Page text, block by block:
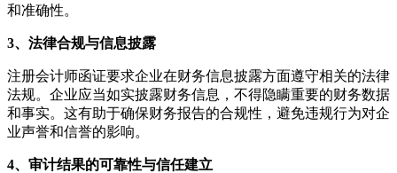
和准确性。
3、法律合规与信息披露
注册会计师函证要求企业在财务信息披露方面遵守相关的法律
法规。企业应当如实披露财务信息，不得隐瞒重要的财务数据
和事实。这有助于确保财务报告的合规性，避免违规行为对企
业声誉和信誉的影响。
4、审计结果的可靠性与信任建立